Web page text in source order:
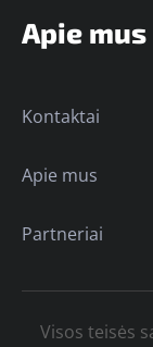
Apie mus
Kontaktai
Apie mus
Partneriai
Visos teisės